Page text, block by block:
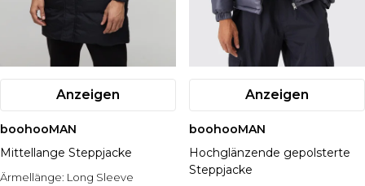
Anzeigen
boohooMAN
Mittellange Steppjacke
Ärmellänge: Long Sleeve
Anzeigen
boohooMAN
Hochglänzende gepolsterte
Steppjacke